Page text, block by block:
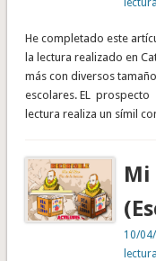
He completado este
la lectura realizado en
más con diversos
escolares. EL prospecto
lectura realiza un símil
10/
lectura